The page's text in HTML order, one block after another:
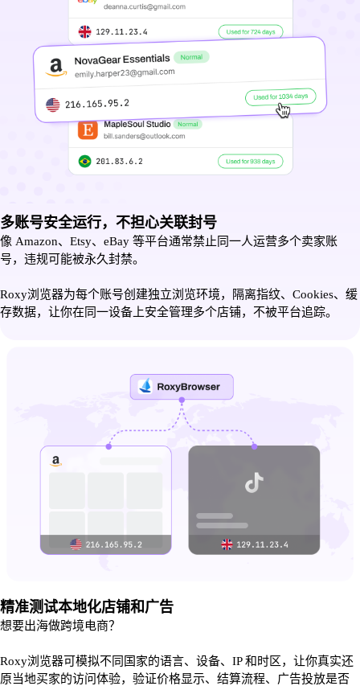
多账号安全运行，不担心关联封号
像 Amazon、Etsy、eBay 等平台通常禁止同一人运营多个卖家账
号，违规可能被永久封禁。
Roxy浏览器为每个账号创建独立浏览环境，隔离指纹、Cookies、缓
存数据，让你在同一设备上安全管理多个店铺，不被平台追踪。
精准测试本地化店铺和广告
想要出海做跨境电商？
Roxy浏览器可模拟不同国家的语言、设备、IP 和时区，让你真实还
原当地买家的访问体验，验证价格显示、结算流程、广告投放是否